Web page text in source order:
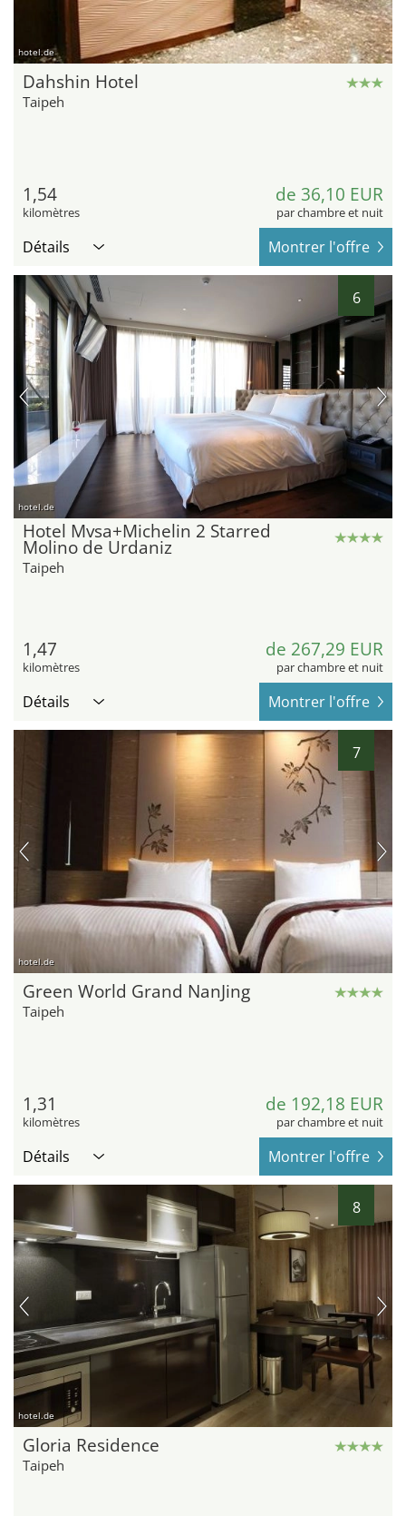
hotel.de
Dahshin Hotel
Taipeh
1,54
kilomètres
de 36,10 EUR
par chambre et nuit
Détails Montrer l'offre
6
hotel.de
Hotel Mvsa+Michelin 2 Starred
Molino de Urdaniz
Taipeh
1,47
kilomètres
de 267,29 EUR
par chambre et nuit
Détails Montrer l'offre
7
hotel.de
Green World Grand NanJing
Taipeh
1,31
kilomètres
de 192,18 EUR
par chambre et nuit
Détails Montrer l'offre
8
hotel.de
Gloria Residence
Taipeh